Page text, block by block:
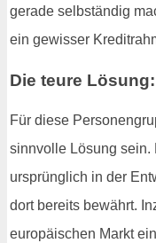
gerade selbständig
ein gewisser
Die teure
Für diese
sinnvolle Lösung sein.
ursprünglich in der
dort bereits bewährt.
europäischen Markt